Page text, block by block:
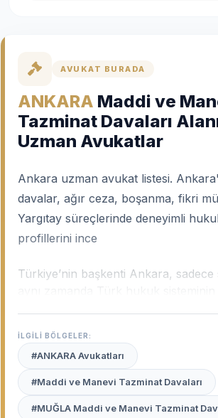
AVUKAT BURADA
ANKARA Maddi ve
Tazminat Davaları
Uzman Avukatlar
Ankara uzman avukat listesi.
davalar, ağır ceza, boşanma, fikri
Yargıtay süreçlerinde deneyimli
profillerini ince
Türkiye’nin başkenti Ankara, sadece
yapan Ankara, hukuki süreçlerin en
derinlemesine yürütüldüğü şehirdir.
avukatları
, bu yüksek yargı
yetişmiş, emsal kararlara ve
hakim, stratejik düşünen
İLGİLİ BÖLGELER:
#ANKARA Avukatları
#Maddi ve Manevi Tazminat Davaları
#MUĞLA Maddi ve Manevi Tazminat